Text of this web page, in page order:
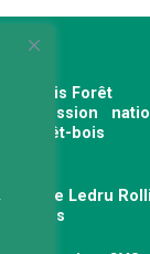
Bois Forêt
forêt-bois
avenue Ledru
Paris